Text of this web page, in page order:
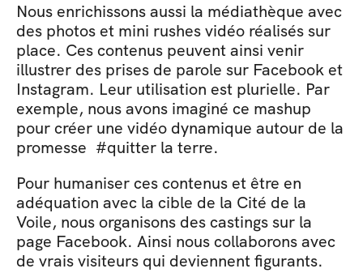
Nous enrichissons aussi la médiathèque avec
des photos et mini rushes vidéo réalisés sur
place. Ces contenus peuvent ainsi venir
illustrer des prises de parole sur Facebook et
Instagram. Leur utilisation est plurielle. Par
exemple, nous avons imaginé ce mashup
pour créer une vidéo dynamique autour de la
promesse  #quitter la terre.
Pour humaniser ces contenus et être en
adéquation avec la cible de la Cité de la
Voile, nous organisons des castings sur la
page Facebook. Ainsi nous collaborons avec
de vrais visiteurs qui deviennent figurants.